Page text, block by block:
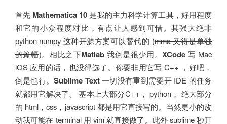
首先 Mathematica 10 是我的主力科学计算工具，好用程度
和它的小众程度对比，有点让人感到可惜。其强大绝非
python numpy 这种开源方案可以替代的 (mma 又得是单独
的篇幅)。相比之下Matlab 我倒是很少用。XCode 写 Mac
iOS 应用的话，也没得选了。你要非用它写 C++ ，好吧，
倒是也行。Sublime Text一切没有重到需要开 IDE 的任务
就都用它解决了。 基本上大部分C++， python， 绝大部分
的 html，css，javascript 都是用它直接写的。当然更小的改
动我可能在 terminal 用 vim 就直接做了。此外 sublime 秒开